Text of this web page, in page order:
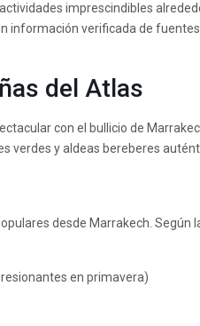
imprescindibles
información verificada de
del Atlas
con el bullicio de
verdes y aldeas bereberes
desde Marrakech. Según
en primavera)